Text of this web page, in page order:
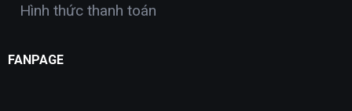
Hình thức thanh toán
FANPAGE